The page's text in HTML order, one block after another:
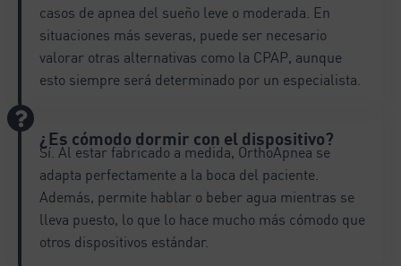
casos de apnea del sueño leve o moderada. En
situaciones más severas, puede ser necesario
valorar otras alternativas como la CPAP, aunque
esto siempre será determinado por un especialista.
¿Es cómodo dormir con el dispositivo?
Sí. Al estar fabricado a medida, OrthoApnea se
adapta perfectamente a la boca del paciente.
Además, permite hablar o beber agua mientras se
lleva puesto, lo que lo hace mucho más cómodo que
otros dispositivos estándar.